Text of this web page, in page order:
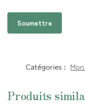
Catégories :
Produits